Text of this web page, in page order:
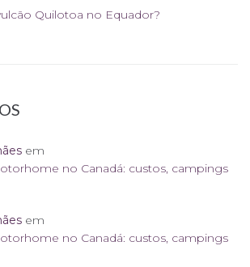
Quilotoa no Equador?
em
no Canadá: custos, campings
em
no Canadá: custos, campings